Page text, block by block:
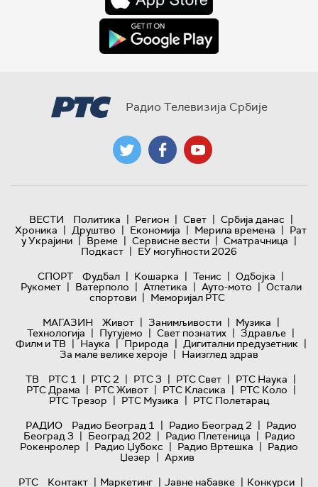
Радио Телевизија Србије
ВЕСТИ Политика | Регион | Свет | Србија данас |
Хроника | Друштво | Економија | Мерила времена | Рат
у Украјини | Време | Сервисне вести | Сматрачница |
Подкаст | ЕУ могућности 2026
СПОРТ
Фудбал | Кошарка | Тенис | Одбојка |
Рукомет | Ватерполо | Атлетика | Ауто-мото | Остали
спортови | Меморијал РТС
МАГАЗИН
Живот | Занимљивости | Музика |
Технологијa | Путујемо | Свет познатих | Здравље |
Филм и ТВ | Наука | Природа | Дигитални предузетник |
За мале велике хероје | Наизглед здрав
ТВ
РТС 1 | РТС 2 | РТС 3 | РТС Свет | РТС Наука |
РТС Драма | РТС Живот | РТС Класика | РТС Коло |
РТС Трезор | РТС Музика | РТС Полетарац
РАДИО
Радио Београд 1 | Радио Београд 2 | Радио
Београд 3 | Београд 202 | Радио Плетеница | Радио
Рокенролер | Радио Џубокс | Радио Вртешка | Радио
Џезер | Архив
РТС
Контакт | Маркетинг | Јавне набавке | Конкурси |